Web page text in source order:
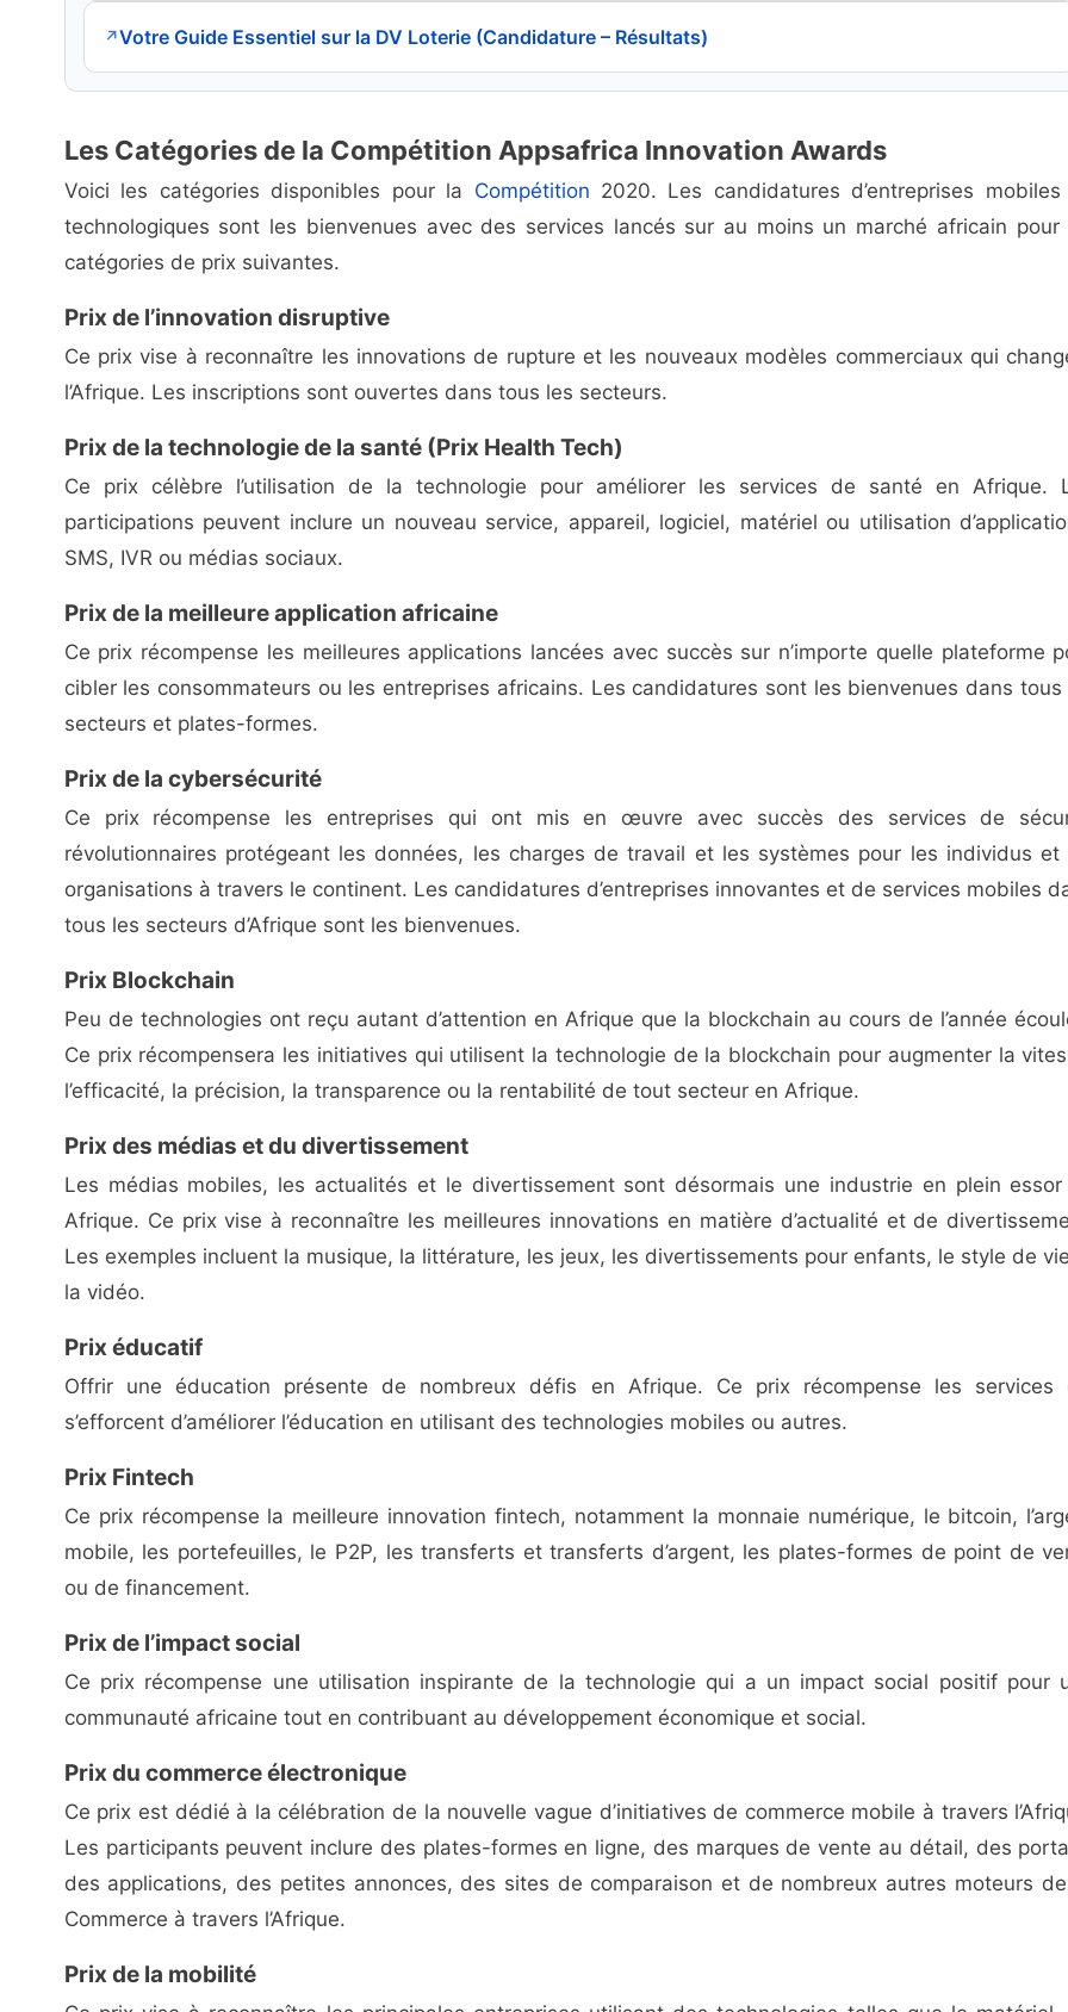
↗Votre Guide Essentiel sur la DV Loterie (Candidature – Résultats)
Les Catégories de la Compétition Appsafrica Innovation Awards
Voici les catégories disponibles pour la Compétition 2020. Les candidatures d’entreprises mobiles
technologiques sont les bienvenues avec des services lancés sur au moins un marché africain pour
catégories de prix suivantes.
Prix de l’innovation disruptive
Ce prix vise à reconnaître les innovations de rupture et les nouveaux modèles commerciaux qui
l’Afrique. Les inscriptions sont ouvertes dans tous les secteurs.
Prix de la technologie de la santé (Prix Health Tech)
Ce prix célèbre l’utilisation de la technologie pour améliorer les services de santé en Afrique.
participations peuvent inclure un nouveau service, appareil, logiciel, matériel ou utilisation
SMS, IVR ou médias sociaux.
Prix de la meilleure application africaine
Ce prix récompense les meilleures applications lancées avec succès sur n’importe quelle plateforme
cibler les consommateurs ou les entreprises africains. Les candidatures sont les bienvenues dans tous
secteurs et plates-formes.
Prix de la cybersécurité
Ce prix récompense les entreprises qui ont mis en œuvre avec succès des services de
révolutionnaires protégeant les données, les charges de travail et les systèmes pour les individus et
organisations à travers le continent. Les candidatures d’entreprises innovantes et de services mobiles
tous les secteurs d’Afrique sont les bienvenues.
Prix Blockchain
Peu de technologies ont reçu autant d’attention en Afrique que la blockchain au cours de l’année
Ce prix récompensera les initiatives qui utilisent la technologie de la blockchain pour augmenter la
l’efficacité, la précision, la transparence ou la rentabilité de tout secteur en Afrique.
Prix des médias et du divertissement
Les médias mobiles, les actualités et le divertissement sont désormais une industrie en plein essor
Afrique. Ce prix vise à reconnaître les meilleures innovations en matière d’actualité et de
Les exemples incluent la musique, la littérature, les jeux, les divertissements pour enfants, le style de
la vidéo.
Prix éducatif
Offrir une éducation présente de nombreux défis en Afrique. Ce prix récompense les services
s’efforcent d’améliorer l’éducation en utilisant des technologies mobiles ou autres.
Prix Fintech
Ce prix récompense la meilleure innovation fintech, notamment la monnaie numérique, le bitcoin,
mobile, les portefeuilles, le P2P, les transferts et transferts d’argent, les plates-formes de point de
ou de financement.
Prix de l’impact social
Ce prix récompense une utilisation inspirante de la technologie qui a un impact social positif pour
communauté africaine tout en contribuant au développement économique et social.
Prix du commerce électronique
Ce prix est dédié à la célébration de la nouvelle vague d’initiatives de commerce mobile à travers
Les participants peuvent inclure des plates-formes en ligne, des marques de vente au détail, des
des applications, des petites annonces, des sites de comparaison et de nombreux autres moteurs
Commerce à travers l’Afrique.
Prix de la mobilité